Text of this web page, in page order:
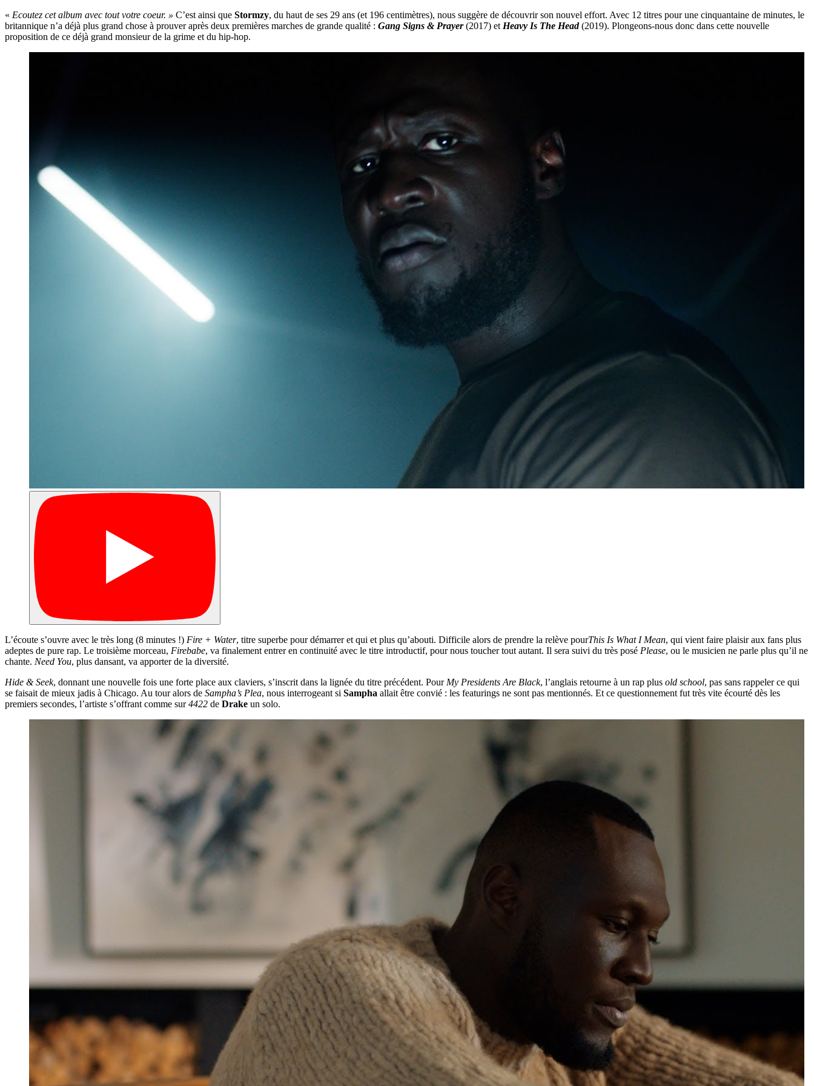
« Ecoutez cet album avec tout votre coeur. » C’est ainsi que Stormzy, du haut de ses 29 ans (et 196 centimètres), nous suggère de découvrir son nouvel effort. Avec 12 titres pour une cinquantaine de minutes, le
britannique n’a déjà plus grand chose à prouver après deux premières marches de grande qualité : Gang Signs & Prayer (2017) et Heavy Is The Head (2019). Plongeons-nous donc dans cette nouvelle
proposition de ce déjà grand monsieur de la grime et du hip-hop.
L’écoute s’ouvre avec le très long (8 minutes !) Fire + Water, titre superbe pour démarrer et qui et plus qu’abouti. Difficile alors de prendre la relève pourThis Is What I Mean, qui vient faire plaisir aux fans plus
adeptes de pure rap. Le troisième morceau, Firebabe, va finalement entrer en continuité avec le titre introductif, pour nous toucher tout autant. Il sera suivi du très posé Please, ou le musicien ne parle plus qu’il ne
chante. Need You, plus dansant, va apporter de la diversité.
Hide & Seek, donnant une nouvelle fois une forte place aux claviers, s’inscrit dans la lignée du titre précédent. Pour My Presidents Are Black, l’anglais retourne à un rap plus old school, pas sans rappeler ce qui
se faisait de mieux jadis à Chicago. Au tour alors de Sampha’s Plea, nous interrogeant si Sampha allait être convié : les featurings ne sont pas mentionnés. Et ce questionnement fut très vite écourté dès les
premiers secondes, l’artiste s’offrant comme sur4422 de Drake un solo.